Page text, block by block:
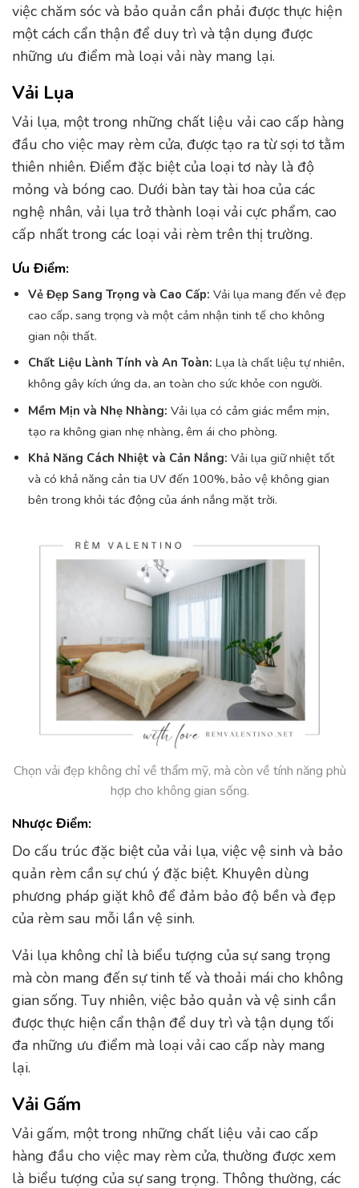
việc chăm sóc và bảo quản cần phải được thực hiện
một cách cẩn thận để duy trì và tận dụng được
những ưu điểm mà loại vải này mang lại.
Vải Lụa
Vải lụa, một trong những chất liệu vải cao cấp hàng
đầu cho việc may rèm cửa, được tạo ra từ sợi tơ tằm
thiên nhiên. Điểm đặc biệt của loại tơ này là độ
mỏng và bóng cao. Dưới bàn tay tài hoa của các
nghệ nhân, vải lụa trở thành loại vải cực phẩm, cao
cấp nhất trong các loại vải rèm trên thị trường.
Ưu Điểm:
Vẻ Đẹp Sang Trọng và Cao Cấp: Vải lụa mang đến vẻ đẹp
cao cấp, sang trọng và một cảm nhận tinh tế cho không
gian nội thất.
Chất Liệu Lành Tính và An Toàn: Lụa là chất liệu tự nhiên,
không gây kích ứng da, an toàn cho sức khỏe con người.
Mềm Mịn và Nhẹ Nhàng: Vải lụa có cảm giác mềm mịn,
tạo ra không gian nhẹ nhàng, êm ái cho phòng.
Khả Năng Cách Nhiệt và Cản Nắng: Vải lụa giữ nhiệt tốt
và có khả năng cản tia UV đến 100%, bảo vệ không gian
bên trong khỏi tác động của ánh nắng mặt trời.
Chọn vải đẹp không chỉ về thẩm mỹ, mà còn về tính năng phù
hợp cho không gian sống.
Nhược Điểm:
Do cấu trúc đặc biệt của vải lụa, việc vệ sinh và bảo
quản rèm cần sự chú ý đặc biệt. Khuyên dùng
phương pháp giặt khô để đảm bảo độ bền và đẹp
của rèm sau mỗi lần vệ sinh.
Vải lụa không chỉ là biểu tượng của sự sang trọng
mà còn mang đến sự tinh tế và thoải mái cho không
gian sống. Tuy nhiên, việc bảo quản và vệ sinh cần
được thực hiện cẩn thận để duy trì và tận dụng tối
đa những ưu điểm mà loại vải cao cấp này mang
lại.
Vải Gấm
Vải gấm, một trong những chất liệu vải cao cấp
hàng đầu cho việc may rèm cửa, thường được xem
là biểu tượng của sự sang trọng. Thông thường, các